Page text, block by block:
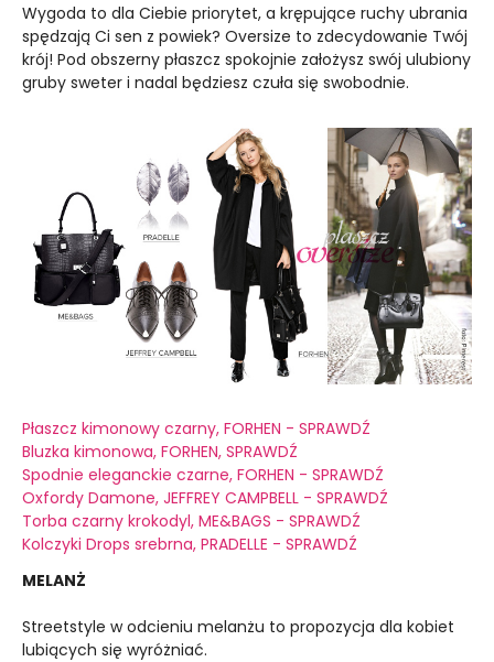
Wygoda to dla Ciebie priorytet, a krępujące ruchy ubrania
spędzają Ci sen z powiek? Oversize to zdecydowanie Twój
krój! Pod obszerny płaszcz spokojnie założysz swój ulubiony
gruby sweter i nadal będziesz czuła się swobodnie.
Płaszcz kimonowy czarny, FORHEN - SPRAWDŹ
Bluzka kimonowa, FORHEN, SPRAWDŹ
Spodnie eleganckie czarne, FORHEN - SPRAWDŹ
Oxfordy Damone, JEFFREY CAMPBELL - SPRAWDŹ
Torba czarny krokodyl, ME&BAGS - SPRAWDŹ
Kolczyki Drops srebrna, PRADELLE - SPRAWDŹ
MELANŻ
Streetstyle w odcieniu melanżu to propozycja dla kobiet
lubiących się wyróżniać.